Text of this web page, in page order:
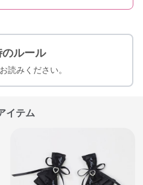
のルール
読みください。
イテム